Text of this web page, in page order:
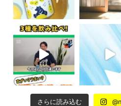
さらに読み込む